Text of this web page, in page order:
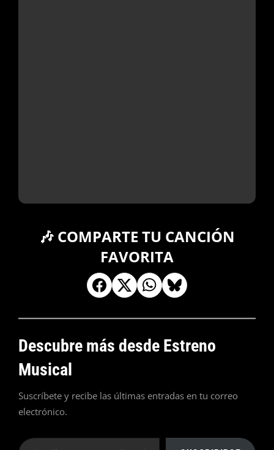
🎶 COMPARTE TU CANCIÓN
FAVORITA
Descubre más desde Estreno
Musical
Suscríbete y recibe las últimas entradas en tu correo
electrónico.
Escribe